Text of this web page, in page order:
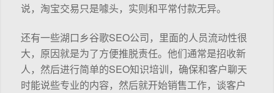
说，淘宝交易只是噱头，实则和平常付款无异。
还有一些湖口乡谷歌SEO公司，里面的人员流动性很
大，原因就是为了方便推脱责任。他们通常是招收新
人，然后进行简单的SEO知识培训，确保和客户聊天
时能说些专业的内容，然后就开始销售工作，谈客户